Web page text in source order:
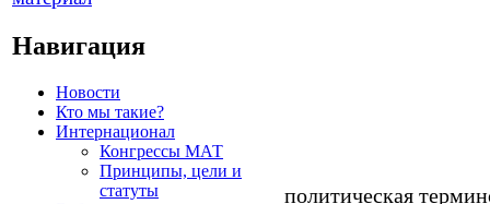
Навигация
Новости
Кто мы такие?
Интернационал
Конгрессы МАТ
Принципы, цели и
статуты
политическая